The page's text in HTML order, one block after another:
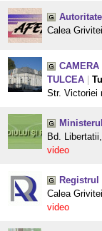
Calea
CAMERA
TULCEA
Str. Victoriei
Bd.
video
Registrul
Calea
video